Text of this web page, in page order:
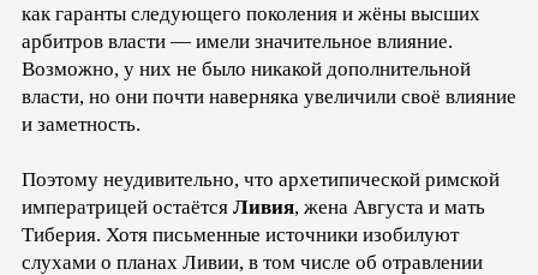
как гаранты следующего поколения и жёны высших
арбитров власти — имели значительное влияние.
Возможно, у них не было никакой дополнительной
власти, но они почти наверняка увеличили своё влияние
и заметность.
Поэтому неудивительно, что архетипической римской
императрицей остаётся Ливия, жена Августа и мать
Тиберия. Хотя письменные источники изобилуют
слухами о планах Ливии, в том числе об отравлении